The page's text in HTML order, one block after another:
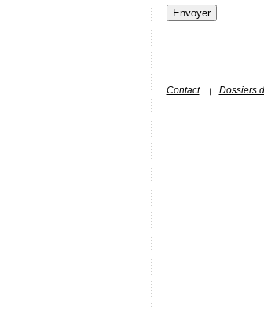
Contact Dossiers